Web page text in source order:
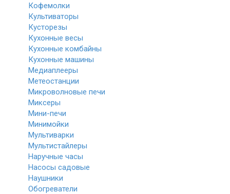
Кофемолки
Культиваторы
Кусторезы
Кухонные весы
Кухонные комбайны
Кухонные машины
Медиаплееры
Метеостанции
Микроволновые печи
Миксеры
Мини-печи
Минимойки
Мультиварки
Мультистайлеры
Наручные часы
Насосы садовые
Наушники
Обогреватели